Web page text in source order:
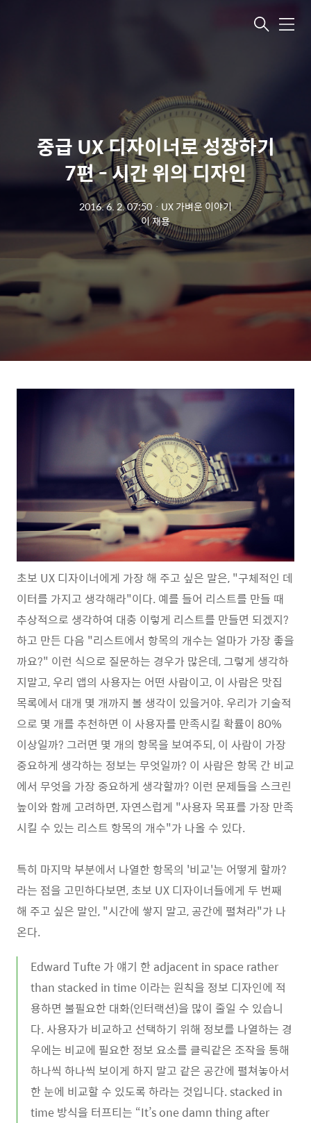
메뉴
중급 UX 디자이너로 성장하기
7편 - 시간 위의 디자인
2016. 6. 2. 07:50ㆍ UX 가벼운 이야기
이 재용
초보 UX 디자이너에게 가장 해 주고 싶은 말은, "구체적인 데
이터를 가지고 생각해라"이다. 예를 들어 리스트를 만들 때
추상적으로 생각하여 대충 이렇게 리스트를 만들면 되겠지?
하고 만든 다음 "리스트에서 항목의 개수는 얼마가 가장 좋을
까요?" 이런 식으로 질문하는 경우가 많은데, 그렇게 생각하
지말고, 우리 앱의 사용자는 어떤 사람이고, 이 사람은 맛집
목록에서 대개 몇 개까지 볼 생각이 있을거야. 우리가 기술적
으로 몇 개를 추천하면 이 사용자를 만족시킬 확률이 80%
이상일까? 그러면 몇 개의 항목을 보여주되, 이 사람이 가장
중요하게 생각하는 정보는 무엇일까? 이 사람은 항목 간 비교
에서 무엇을 가장 중요하게 생각할까? 이런 문제들을 스크린
높이와 함께 고려하면, 자연스럽게 "사용자 목표를 가장 만족
시킬 수 있는 리스트 항목의 개수"가 나올 수 있다.
특히 마지막 부분에서 나열한 항목의 '비교'는 어떻게 할까?
라는 점을 고민하다보면, 초보 UX 디자이너들에게 두 번째
해 주고 싶은 말인, "시간에 쌓지 말고, 공간에 펼쳐라"가 나
온다.
Edward Tufte 가 얘기 한 adjacent in space rather
than stacked in time 이라는 원칙을 정보 디자인에 적
용하면 불필요한 대화(인터랙션)을 많이 줄일 수 있습니
다. 사용자가 비교하고 선택하기 위해 정보를 나열하는 경
우에는 비교에 필요한 정보 요소를 클릭같은 조작을 통해
하나씩 하나씩 보이게 하지 말고 같은 공간에 펼쳐놓아서
한 눈에 비교할 수 있도록 하라는 것입니다. stacked in
time 방식을 터프티는 “It’s one damn thing after